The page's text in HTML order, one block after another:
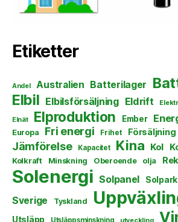
Etiketter
Andel Australien Batterilager
Elbil Elbilsförsäljning Eldrift
Elnät Elproduktion Ember
Europa Fri energi Frihet Försäljning
Jämförelse Kapacitet Kina Kol
Kolkraft Minskning Oberoende olja
Solenergi Solpanel Solpark
Sverige Tyskland
Utsläpp